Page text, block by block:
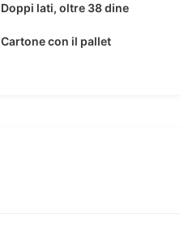
Doppi lati, oltre 38 dine
Cartone con il pallet